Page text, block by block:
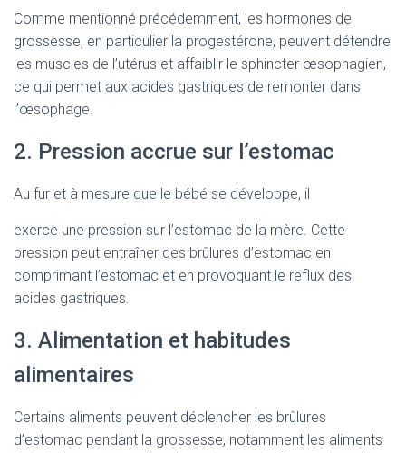
Comme mentionné précédemment, les hormones de
grossesse, en particulier la progestérone, peuvent détendre
les muscles de l’utérus et affaiblir le sphincter œsophagien,
ce qui permet aux acides gastriques de remonter dans
l’œsophage.
2. Pression accrue sur l’estomac
Au fur et à mesure que le bébé se développe, il
exerce une pression sur l’estomac de la mère. Cette
pression peut entraîner des brûlures d’estomac en
comprimant l’estomac et en provoquant le reflux des
acides gastriques.
3. Alimentation et habitudes
alimentaires
Certains aliments peuvent déclencher les brûlures
d’estomac pendant la grossesse, notamment les aliments